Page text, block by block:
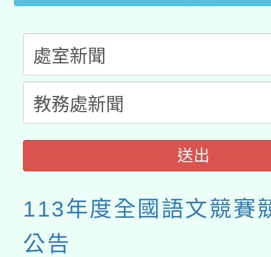
送出
113年度全國語文競賽
公告